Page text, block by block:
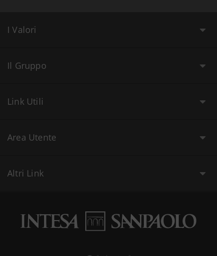
I Valori
Il Gruppo
Link Utili
Area Utente
Altri Link